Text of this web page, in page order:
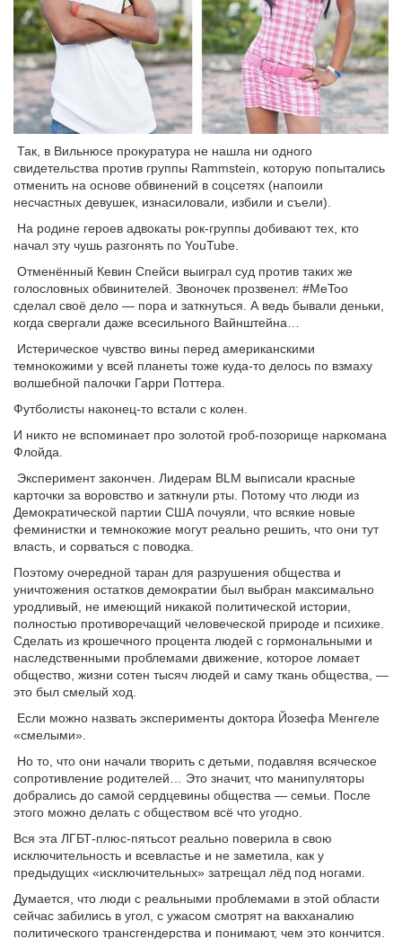
Так, в Вильнюсе прокуратура не нашла ни одного
свидетельства против группы Rammstein, которую попытались
отменить на основе обвинений в соцсетях (напоили
несчастных девушек, изнасиловали, избили и съели).
На родине героев адвокаты рок-группы добивают тех, кто
начал эту чушь разгонять по YouTube.
Отменённый Кевин Спейси выиграл суд против таких же
голословных обвинителей. Звоночек прозвенел: #MeToo
сделал своё дело — пора и заткнуться. А ведь бывали деньки,
когда свергали даже всесильного Вайнштейна…
Истерическое чувство вины перед американскими
темнокожими у всей планеты тоже куда-то делось по взмаху
волшебной палочки Гарри Поттера.
Футболисты наконец-то встали с колен.
И никто не вспоминает про золотой гроб-позорище наркомана
Флойда.
Эксперимент закончен. Лидерам BLM выписали красные
карточки за воровство и заткнули рты. Потому что люди из
Демократической партии США почуяли, что всякие новые
феминистки и темнокожие могут реально решить, что они тут
власть, и сорваться с поводка.
Поэтому очередной таран для разрушения общества и
уничтожения остатков демократии был выбран максимально
уродливый, не имеющий никакой политической истории,
полностью противоречащий человеческой природе и психике.
Сделать из крошечного процента людей с гормональными и
наследственными проблемами движение, которое ломает
общество, жизни сотен тысяч людей и саму ткань общества, —
это был смелый ход.
Если можно назвать эксперименты доктора Йозефа Менгеле
«смелыми».
Но то, что они начали творить с детьми, подавляя всяческое
сопротивление родителей… Это значит, что манипуляторы
добрались до самой сердцевины общества — семьи. После
этого можно делать с обществом всё что угодно.
Вся эта ЛГБТ-плюс-пятьсот реально поверила в свою
исключительность и всевластье и не заметила, как у
предыдущих «исключительных» затрещал лёд под ногами.
Думается, что люди с реальными проблемами в этой области
сейчас забились в угол, с ужасом смотрят на вакханалию
политического трансгендерства и понимают, чем это кончится.